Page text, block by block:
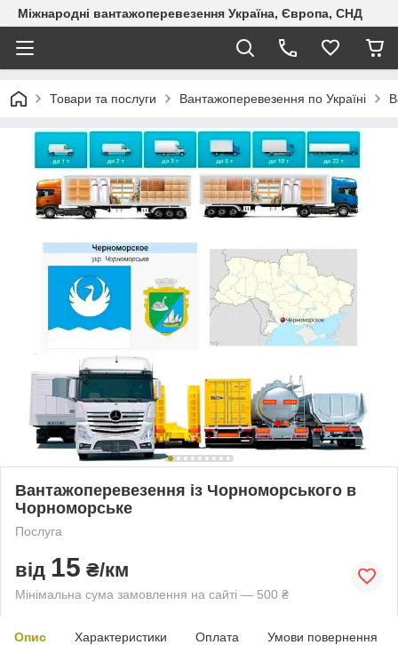
Міжнародні вантажоперевезення Україна, Європа, СНД
Товари та послуги Вантажоперевезення по Україні
Вантажоперевезення із Чорноморського в
Чорноморське
Послуга
від 15 ₴/км
Мінімальна сума замовлення на сайті — 500 ₴
Опис Характеристики Оплата Умови повернення